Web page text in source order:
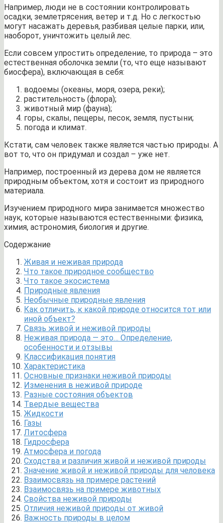
Например, люди не в состоянии контролировать
осадки, землетрясения, ветер и т.д. Но с легкостью
могут насажать деревья, разбивая целые парки, или,
наоборот, уничтожить целый лес.
Если совсем упростить определение, то природа – это
естественная оболочка земли (то, что еще называют
биосфера), включающая в себя:
водоемы (океаны, моря, озера, реки);
растительность (флора);
животный мир (фауна);
горы, скалы, пещеры, песок, земля, пустыни;
погода и климат.
Кстати, сам человек также является частью природы. А
вот то, что он придумал и создал – уже нет.
Например, построенный из дерева дом не является
природным объектом, хотя и состоит из природного
материала.
Изучением природного мира занимается множество
наук, которые называются естественными: физика,
химия, астрономия, биология и другие.
Содержание
Живая и неживая природа
Что такое природное сообщество
Что такое экосистема
Природные явления
Необычные природные явления
Как отличить, к какой природе относится тот или
иной объект?
Связь живой и неживой природы
Неживая природа — это… Определение,
особенности и отзывы
Классификация понятия
Характеристика
Основные признаки неживой природы
Изменения в неживой природе
Разные состояния объектов
Твердые вещества
Жидкости
Газы
Литосфера
Гидросфера
Атмосфера и погода
Сходства и различия живой и неживой природы
Значение живой и неживой природы для человека
Взаимосвязь на примере растений
Взаимосвязь на примере животных
Свойства неживой природы
Отличия неживой природы от живой
Важность природы в целом